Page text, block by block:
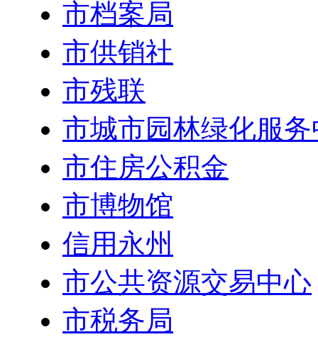
市档案局
市供销社
市残联
市城市园林绿化服
市住房公积金
市博物馆
信用永州
市公共资源交易中心
市税务局